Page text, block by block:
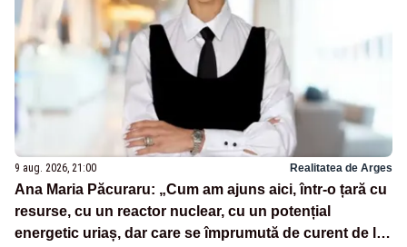
9 aug. 2026, 21:00 Realitatea de Arges
Ana Maria Păcuraru: „Cum am ajuns aici, într-o țară cu
resurse, cu un reactor nuclear, cu un potențial
energetic uriaș, dar care se împrumută de curent de la